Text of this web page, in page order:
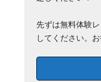
先ずは無料体験
してください。